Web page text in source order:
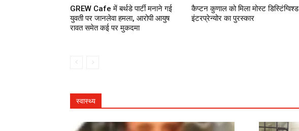
GREW Cafe में बर्थडे पार्टी मनाने गई
युवती पर जानलेवा हमला, आरोपी आयुष
रावत समेत कई पर मुकदमा
कैप्टन कुणाल को मिला मोस्ट डिस्टिंग्विश्ड
इंटरप्रेन्योर का पुरस्कार
स्वास्थ्य